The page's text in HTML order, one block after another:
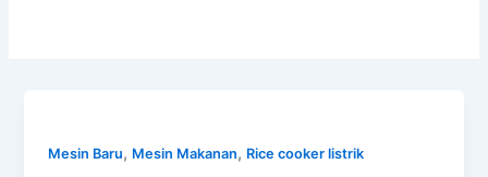
Mesin Baru, Mesin Makanan, Rice cooker listrik